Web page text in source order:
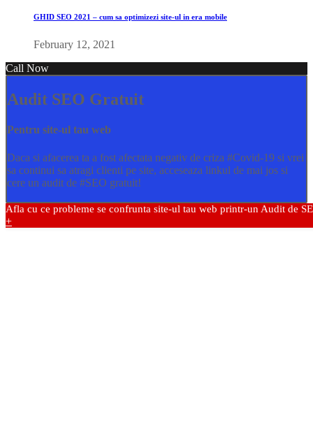
GHID SEO 2021 – cum sa optimizezi site-ul in era mobile
February 12, 2021
Call Now
Audit SEO Gratuit
Pentru site-ul tau web
Daca si afacerea ta a fost afectata negativ de criza #Covid-19 si vrei
sa continui sa atragi clienti pe site, acceseaza linkul de mai jos si
cere un audit de #SEO gratuit!
Afla cu ce probleme se confrunta site-ul tau web printr-un Audit de
+